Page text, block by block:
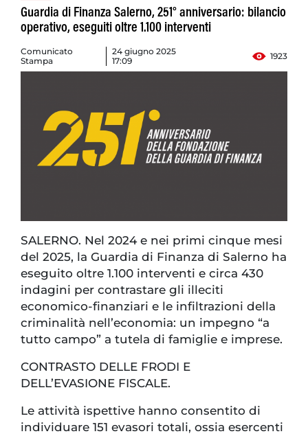
Guardia di Finanza Salerno, 251° anniversario: bilancio
operativo, eseguiti oltre 1.100 interventi
Comunicato
Stampa
24 giugno 2025
17:09
1923
SALERNO. Nel 2024 e nei primi cinque mesi
del 2025, la Guardia di Finanza di Salerno ha
eseguito oltre 1.100 interventi e circa 430
indagini per contrastare gli illeciti
economico-finanziari e le infiltrazioni della
criminalità nell’economia: un impegno “a
tutto campo” a tutela di famiglie e imprese.
CONTRASTO DELLE FRODI E
DELL’EVASIONE FISCALE.
Le attività ispettive hanno consentito di
individuare 151 evasori totali, ossia esercenti